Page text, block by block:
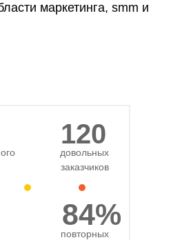
маркетинга, smm и
120
довольных
заказчиков
84%
повторных